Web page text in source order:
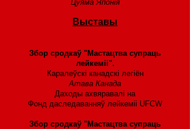
Цуяма Японія
Выставы
Збор сродкаў "Мастацтва супраць
лейкеміі".
Каралеўскі канадскі легіён
Атава Канада
Даходы ахвяравалі на
Фонд даследаванняў лейкеміі UFCW
Збор сродкаў "Мастацтва супраць